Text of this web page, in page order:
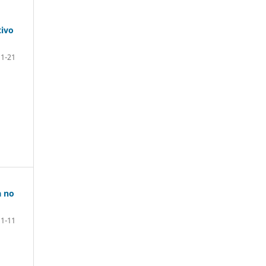
1-21
no
1-11